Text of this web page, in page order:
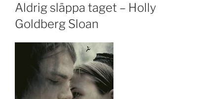
Aldrig släppa taget – Holly
Goldberg Sloan